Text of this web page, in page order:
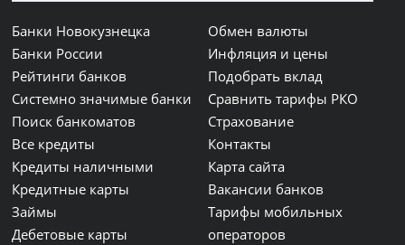
Банки Новокузнецка
Банки России
Рейтинги банков
Системно значимые банки
Поиск банкоматов
Все кредиты
Кредиты наличными
Кредитные карты
Займы
Дебетовые карты
Обмен валюты
Инфляция и цены
Подобрать вклад
Сравнить тарифы РКО
Страхование
Контакты
Карта сайта
Вакансии банков
Тарифы мобильных
операторов